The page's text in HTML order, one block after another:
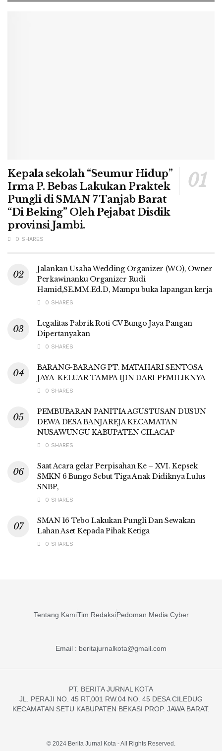
Kepala sekolah “Seumur Hidup”
Irma P. Bebas Lakukan Praktek
Pungli di SMAN 7 Tanjab Barat
“Di Beking” Oleh Pejabat Disdik
provinsi Jambi.
0 SHARES
Jalankan Usaha Wedding Organizer (WO), Owner
Perkawinanku Organizer Rudi
Hamid,SE.MM.Ed.D, Mampu buka lapangan kerja
0 SHARES
Legalitas Pabrik Roti CV Bungo Jaya Pangan
Dipertanyakan
0 SHARES
BARANG-BARANG PT. MATAHARI SENTOSA
JAYA KELUAR TAMPA IJIN DARI PEMILIKNYA
0 SHARES
PEMBUBARAN PANITIA AGUSTUSAN DUSUN
DEWA DESA BANJAREJA KECAMATAN
NUSAWUNGU KABUPATEN CILACAP
0 SHARES
Saat Acara gelar Perpisahan Ke – XVI. Kepsek
SMKN 6 Bungo Sebut Tiga Anak Didiknya Lulus
SNBP,
0 SHARES
SMAN 16 Tebo Lakukan Pungli Dan Sewakan
Lahan Aset Kepada Pihak Ketiga
0 SHARES
Tentang KamiTim RedaksiPedoman Media Cyber
Email : beritajurnalkota@gmail.com
PT. BERITA JURNAL KOTA
JL. PERAJI NO. 45 RT,001 RW.04 NO. 45 DESA CILEDUG
KECAMATAN SETU KABUPATEN BEKASI PROP. JAWA BARAT.
© 2024 Berita Jurnal Kota - All Rights Reserved.